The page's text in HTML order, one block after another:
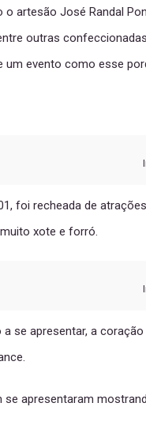
artesão José Randal
outras
um evento como esse
foi recheada de
xote e forró.
a se apresentar, a
apresentaram